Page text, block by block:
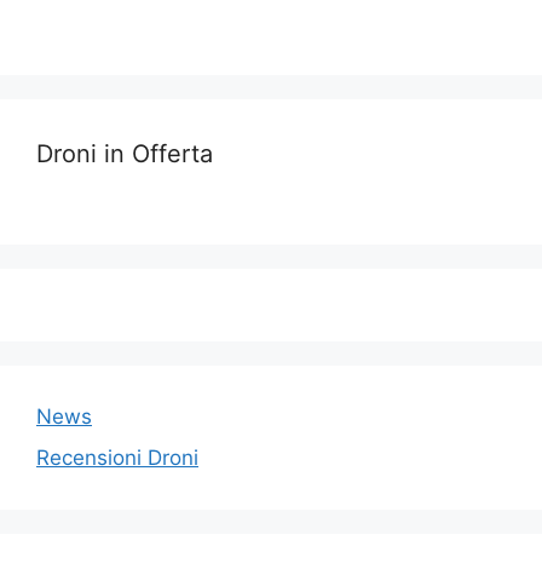
Droni in Offerta
News
Recensioni Droni